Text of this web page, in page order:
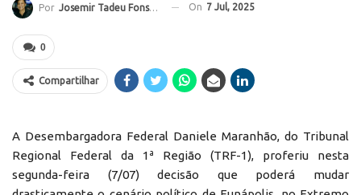
Por Josemir Tadeu Fonseca On 7 Jul, 2025
0
Compartilhar
A Desembargadora Federal Daniele Maranhão, do Tribunal
Regional Federal da 1ª Região (TRF-1), proferiu nesta
segunda-feira (7/07) decisão que poderá mudar